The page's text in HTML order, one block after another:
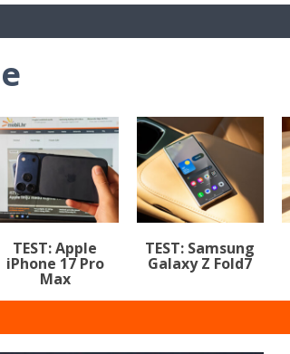
TEST: Apple
iPhone 17 Pro
Max
TEST: Samsung
Galaxy Z Fold7